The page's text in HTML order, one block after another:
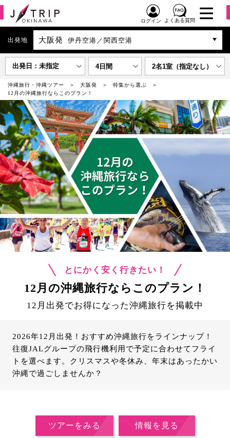
ログイン よくある質問
出発地 大阪発 伊丹空港／関西空港
出発日：未指定 4日間 2名1室（指定なし）
沖縄旅行・沖縄ツアー 大阪発
特集から選ぶ
12月の沖縄旅行ならこのプラン！
とにかく安く行きたい！
12月の沖縄旅行ならこのプラン！
12月出発でお得になった沖縄旅行を掲載中
2026年12月出発！おすすめ沖縄旅行をラインナップ！
往復JALグループの飛行機利用で予定に合わせてフライ
トを選べます。クリスマスや冬休み、年末はあったかい
沖縄で過ごしませんか？
ツアーをみる 情報を見る